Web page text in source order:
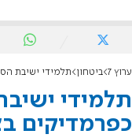
ערוץ 7 ביטחון תלמידי ישיבת
תלמידי
כפרמדיקים